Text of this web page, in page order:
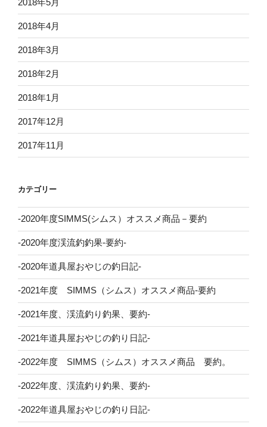
2018年4月
2018年3月
2018年2月
2018年1月
2017年12月
2017年11月
カテゴリー
-2020年度SIMMS(シムス）オススメ商品－要約
-2020年度渓流釣釣果-要約-
-2020年道具屋おやじの釣日記-
-2021年度 SIMMS（シムス）オススメ商品-要約
-2021年度、渓流釣り釣果、要約-
-2021年道具屋おやじの釣り日記-
-2022年度 SIMMS（シムス）オススメ商品 要約。
-2022年度、渓流釣り釣果、要約-
-2022年道具屋おやじの釣り日記-